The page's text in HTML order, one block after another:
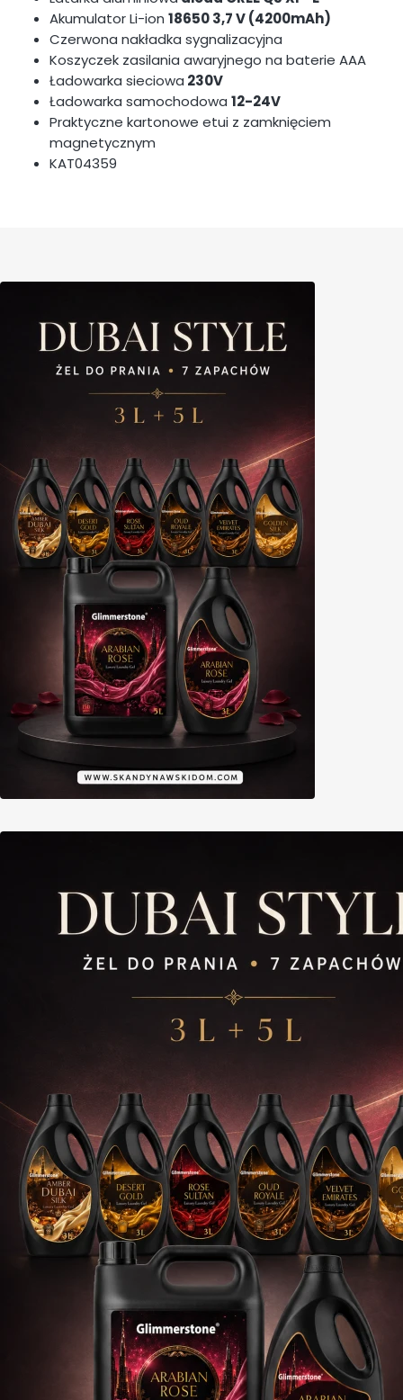
Akumulator Li-ion 18650 3,7 V (4200mAh)
Czerwona nakładka sygnalizacyjna
Koszyczek zasilania awaryjnego na baterie AAA
Ładowarka sieciowa 230V
Ładowarka samochodowa 12-24V
Praktyczne kartonowe etui z zamknięciem
magnetycznym
KAT04359